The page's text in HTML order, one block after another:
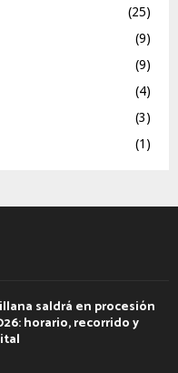
(25)
(9)
(9)
(4)
(3)
(1)
saldrá en procesión
horario, recorrido y